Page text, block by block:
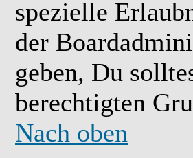
spezielle
der
geben, Du
berechtigten
Nach oben